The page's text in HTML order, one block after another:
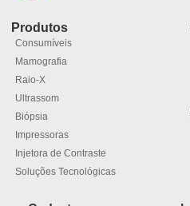
Produtos
Consumíveis
Mamografia
Raio-X
Ultrassom
Biópsia
Impressoras
Injetora de Contraste
Soluções Tecnológicas